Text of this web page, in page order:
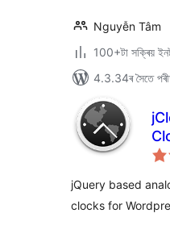
Nguyễn Tâm
100+টা সক্ৰিয়
4.3.34ৰ সৈতে
jQuery based
clocks for